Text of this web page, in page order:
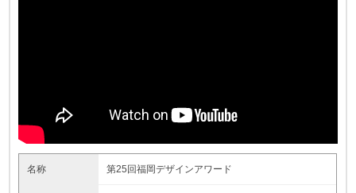
名称 第25回福岡デザインアワード